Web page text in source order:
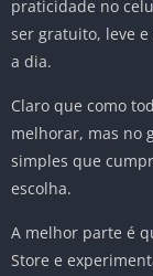
praticidade no
ser gratuito, leve
a dia.
Claro que como
melhorar, mas no
simples que
escolha.
A melhor parte é
Store e